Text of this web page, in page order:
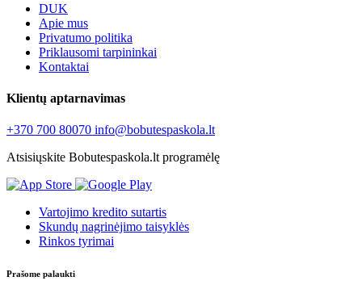
DUK
Apie mus
Privatumo politika
Priklausomi tarpininkai
Kontaktai
Klientų aptarnavimas
+370 700 80070 info@bobutespaskola.lt
Atsisiųskite Bobutespaskola.lt programėlę
Vartojimo kredito sutartis
Skundų nagrinėjimo taisyklės
Rinkos tyrimai
Prašome palaukti